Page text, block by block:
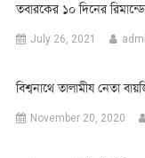
তবারকের ১০ দিনের
July 26, 2021
বিশ্বনাথে তালামীয নেতা
November 20, 2020